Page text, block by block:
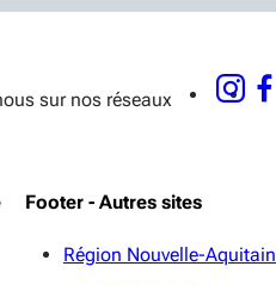
sur nos réseaux
Footer - Autres sites
Région Nouvelle-